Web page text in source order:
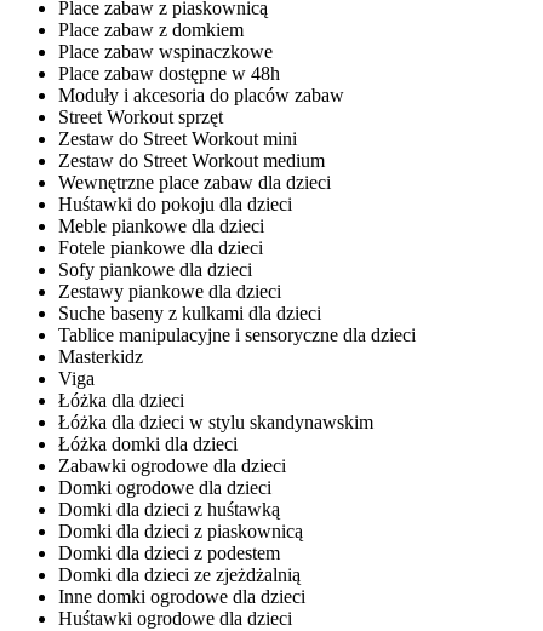
Place zabaw z piaskownicą
Place zabaw z domkiem
Place zabaw wspinaczkowe
Place zabaw dostępne w 48h
Moduły i akcesoria do placów zabaw
Street Workout sprzęt
Zestaw do Street Workout mini
Zestaw do Street Workout medium
Wewnętrzne place zabaw dla dzieci
Huśtawki do pokoju dla dzieci
Meble piankowe dla dzieci
Fotele piankowe dla dzieci
Sofy piankowe dla dzieci
Zestawy piankowe dla dzieci
Suche baseny z kulkami dla dzieci
Tablice manipulacyjne i sensoryczne dla dzieci
Masterkidz
Viga
Łóżka dla dzieci
Łóżka dla dzieci w stylu skandynawskim
Łóżka domki dla dzieci
Zabawki ogrodowe dla dzieci
Domki ogrodowe dla dzieci
Domki dla dzieci z huśtawką
Domki dla dzieci z piaskownicą
Domki dla dzieci z podestem
Domki dla dzieci ze zjeżdżalnią
Inne domki ogrodowe dla dzieci
Huśtawki ogrodowe dla dzieci